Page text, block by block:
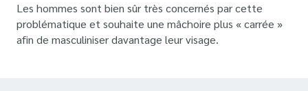
Les hommes sont bien sûr très concernés par cette
problématique et souhaite une mâchoire plus « carrée »
afin de masculiniser davantage leur visage.